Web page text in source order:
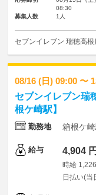
08:30
募集人数
1人
セブンイレブン 瑞穂高根
08/16 (日) 09:00 〜
セブンイレブン瑞
根ケ崎駅】
勤務地 箱根ケ
給与 4,904 円
時給
日払い(当